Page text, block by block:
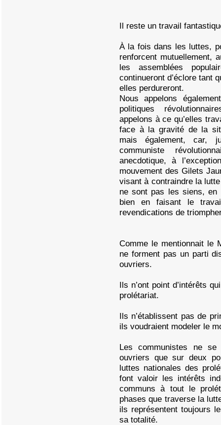
Il reste un travail
À la fois dans les luttes,
renforcent mutuellement,
les assemblées
continueront d’éclore tant
elles perdureront.
Nous appelons
politiques
appelons à ce qu’elles
face à la gravité de la
mais également, car,
communiste
anecdotique, à
mouvement des Gilets
visant à contraindre la
ne sont pas les siens, en
bien en faisant le
revendications de
Comme le mentionnait le
ne forment pas un parti
ouvriers.
Ils n’ont point d’intérêts
prolétariat.
Ils n’établissent pas de
ils voudraient modeler le
Les communistes ne
ouvriers que sur deux
luttes nationales des
font valoir les intérêts
communs à tout le
phases que traverse la
ils représentent toujours
sa totalité.